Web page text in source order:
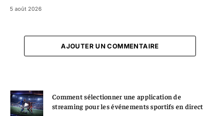
5 août 2026
AJOUTER UN COMMENTAIRE
Comment sélectionner une application de
streaming pour les événements sportifs en direct